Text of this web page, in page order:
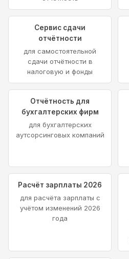
Сервис сдачи
отчётности
для самостоятельной
сдачи отчётности в
налоговую и фонды
Отчётность для
бухгалтерских фирм
для бухгалтерских
аутсорсинговых компаний
Расчёт зарплаты 2026
для расчёта зарплаты с
учётом изменений 2026
года